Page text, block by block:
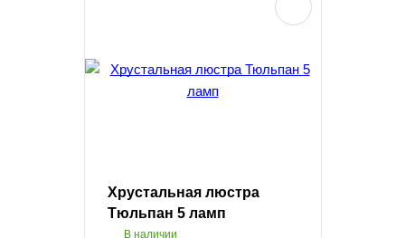
Хрустальная люстра
Тюльпан 5 ламп
В наличии